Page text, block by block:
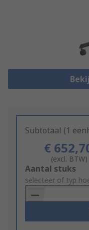
Subtotaal (1
€
(excl. BTW)
Add
to
Basket
Aantal stuks
selecteer of typ